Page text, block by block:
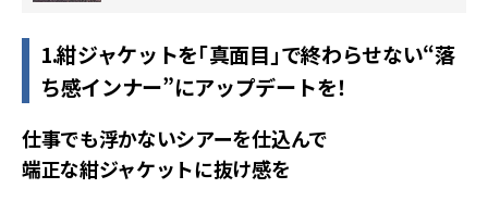
1.紺ジャケットを「真面目」で終わらせない“落
ち感インナー”にアップデートを！
仕事でも浮かないシアーを仕込んで
端正な紺ジャケットに抜け感を